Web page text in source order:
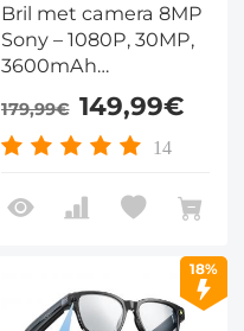
Bril met camera 8MP
Sony – 1080P, 30MP,
3600mAh
oplaadcase, 8u
muziek &
stemopname – voor
Kentfaith
179,99€ 149,99€
14
18%